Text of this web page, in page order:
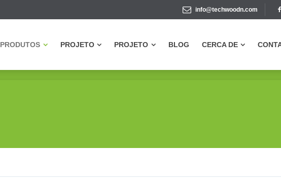
info@techwoodn.com
PRODUTOS PROJETO PROJETO BLOG CERCA DE
BLOG CERCA DE